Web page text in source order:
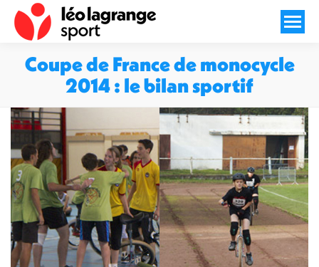
Coupe de France de monocycle
2014 : le bilan sportif
Vous êtes ici :